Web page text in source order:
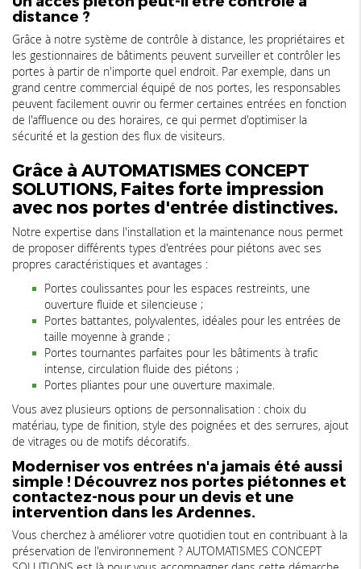
distance ?
Grâce à notre système de contrôle à distance, les propriétaires et
les gestionnaires de bâtiments peuvent surveiller et contrôler les
portes à partir de n'importe quel endroit. Par exemple, dans un
grand centre commercial équipé de nos portes, les responsables
peuvent facilement ouvrir ou fermer certaines entrées en fonction
de l'affluence ou des horaires, ce qui permet d'optimiser la
sécurité et la gestion des flux de visiteurs.
Grâce à AUTOMATISMES CONCEPT
SOLUTIONS, Faites forte impression
avec nos portes d'entrée distinctives.
Notre expertise dans l'installation et la maintenance nous permet
de proposer différents types d'entrées pour piétons avec ses
propres caractéristiques et avantages :
Portes coulissantes pour les espaces restreints, une
ouverture fluide et silencieuse ;
Portes battantes, polyvalentes, idéales pour les entrées de
taille moyenne à grande ;
Portes tournantes parfaites pour les bâtiments à trafic
intense, circulation fluide des piétons ;
Portes pliantes pour une ouverture maximale.
Vous avez plusieurs options de personnalisation : choix du
matériau, type de finition, style des poignées et des serrures, ajout
de vitrages ou de motifs décoratifs.
Moderniser vos entrées n'a jamais été aussi
simple ! Découvrez nos portes piétonnes et
contactez-nous pour un devis et une
intervention dans les Ardennes.
Vous cherchez à améliorer votre quotidien tout en contribuant à la
préservation de l'environnement ? AUTOMATISMES CONCEPT